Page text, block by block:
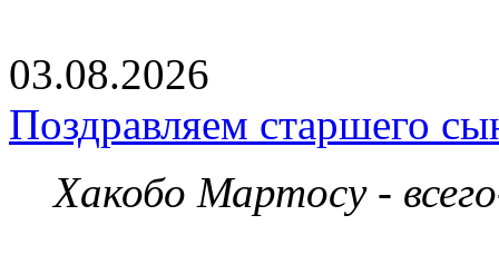
03.08.2026
Поздравляем старшего
Хакобо Мартосу -